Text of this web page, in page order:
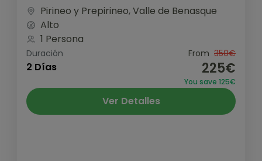
Pirineo y Prepirineo,Valle de Benasque
Alto
1 Persona
Duración
2 Días
From 350€
225€
You save 125€
Ver Detalles